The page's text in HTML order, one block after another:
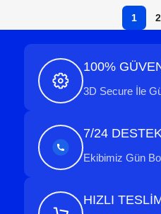
1 2
100%
3D Secure İle
7/24
Ekibimiz Gün
HIZLI